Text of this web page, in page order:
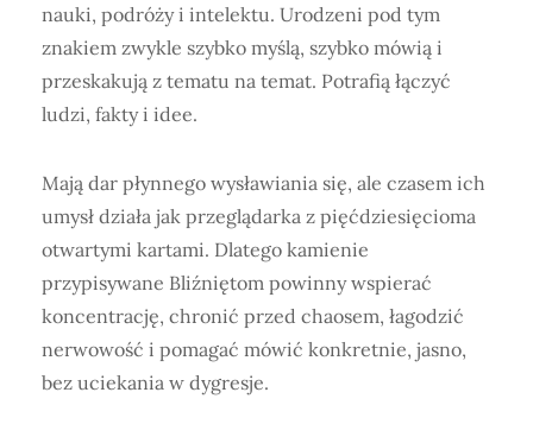
nauki, podróży i intelektu. Urodzeni pod tym
znakiem zwykle szybko myślą, szybko mówią i
przeskakują z tematu na temat. Potrafią łączyć
ludzi, fakty i idee.
Mają dar płynnego wysławiania się, ale czasem ich
umysł działa jak przeglądarka z pięćdziesięcioma
otwartymi kartami. Dlatego kamienie
przypisywane Bliźniętom powinny wspierać
koncentrację, chronić przed chaosem, łagodzić
nerwowość i pomagać mówić konkretnie, jasno,
bez uciekania w dygresje.